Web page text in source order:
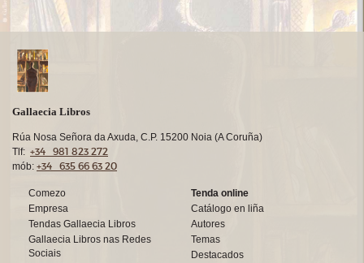
Gallaecia Libros
Rúa Nosa Señora da Axuda, C.P. 15200 Noia (A Coruña)
Tlf: +34 981 823 272
mób: +34 635 66 63 20
Comezo
Empresa
Tendas Gallaecia Libros
Gallaecia Libros nas Redes
Sociais
Tenda online
Catálogo en liña
Autores
Temas
Destacados